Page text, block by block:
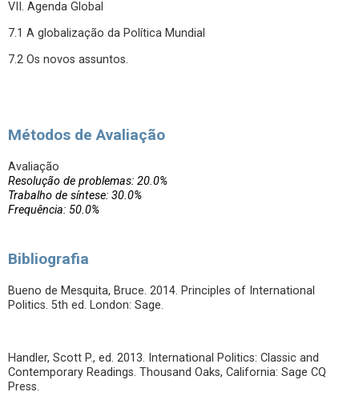
VII. Agenda Global
7.1 A globalização da Política Mundial
7.2 Os novos assuntos.
Métodos de Avaliação
Avaliação
Resolução de problemas: 20.0%
Trabalho de síntese: 30.0%
Frequência: 50.0%
Bibliografia
Bueno de Mesquita, Bruce. 2014. Principles of International
Politics. 5th ed. London: Sage.
Handler, Scott P., ed. 2013. International Politics: Classic and
Contemporary Readings. Thousand Oaks, California: Sage CQ
Press.